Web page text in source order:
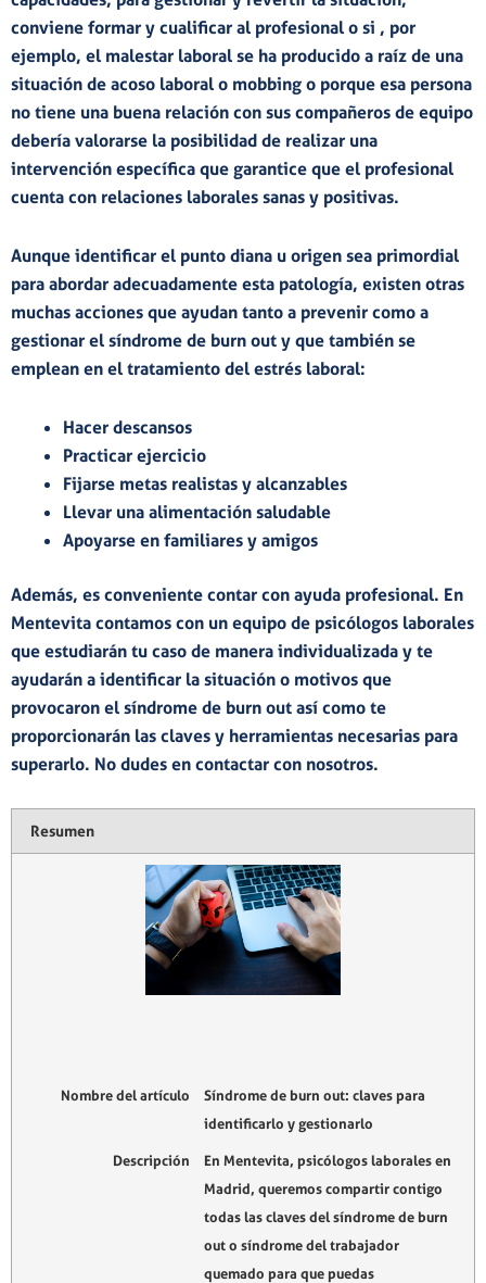
conviene formar y cualificar al profesional o si , por
ejemplo, el malestar laboral se ha producido a raíz de una
situación de acoso laboral o mobbing o porque esa persona
no tiene una buena relación con sus compañeros de equipo
debería valorarse la posibilidad de realizar una
intervención específica que garantice que el profesional
cuenta con relaciones laborales sanas y positivas.
Aunque identificar el punto diana u origen sea primordial
para abordar adecuadamente esta patología, existen otras
muchas acciones que ayudan tanto a prevenir como a
gestionar el síndrome de burn out y que también se
emplean en el tratamiento del estrés laboral:
Hacer descansos
Practicar ejercicio
Fijarse metas realistas y alcanzables
Llevar una alimentación saludable
Apoyarse en familiares y amigos
Además, es conveniente contar con ayuda profesional. En
Mentevita contamos con un equipo de psicólogos laborales
que estudiarán tu caso de manera individualizada y te
ayudarán a identificar la situación o motivos que
provocaron el síndrome de burn out así como te
proporcionarán las claves y herramientas necesarias para
superarlo. No dudes en contactar con nosotros.
Resumen
Nombre del artículo
Síndrome de burn out: claves para
identificarlo y gestionarlo
Descripción
En Mentevita, psicólogos laborales en
Madrid, queremos compartir contigo
todas las claves del síndrome de burn
out o síndrome del trabajador
quemado para que puedas